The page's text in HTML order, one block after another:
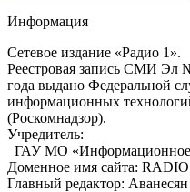
Информация
Сетевое издание «Радио 1».
Реестровая запись СМИ Эл
года выдано Федеральной
информационных
(Роскомнадзор).
Учредитель:
ГАУ МО «Информационное
Доменное имя сайта:
Главный редактор: